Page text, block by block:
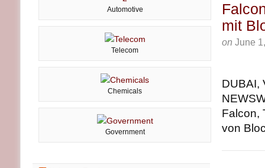
mit
on June
DUBAI,
Falcon,
von
Automotive
Telecom
Chemicals
Government